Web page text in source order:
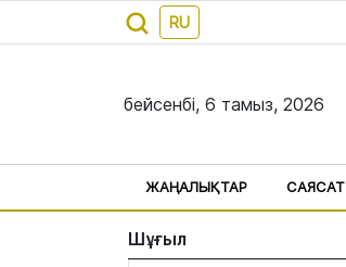
RU
бейсенбі, 6 тамыз, 2026
ЖАҢАЛЫҚТАР САЯСАТ
Шұғыл